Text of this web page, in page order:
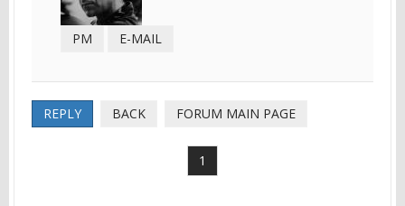
PM E-MAIL
REPLY BACK FORUM MAIN PAGE
1